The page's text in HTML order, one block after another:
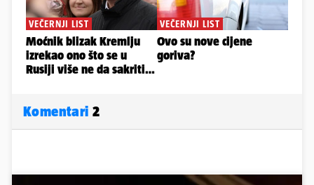
Komentari 2